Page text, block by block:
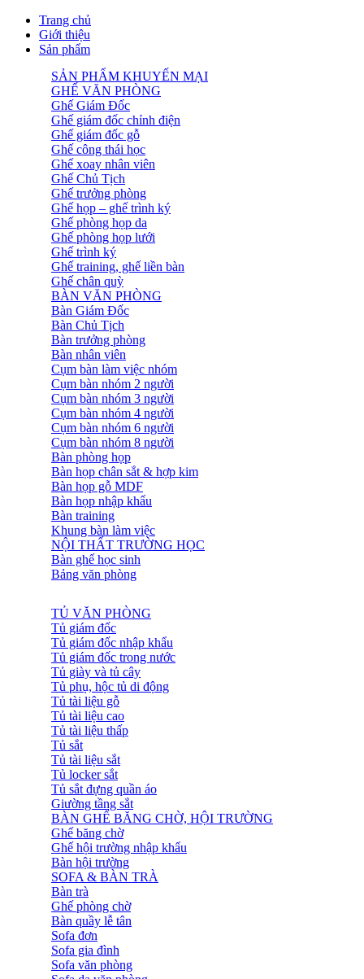
Trang chủ
Giới thiệu
Sản phẩm
SẢN PHẨM KHUYẾN MẠI
GHẾ VĂN PHÒNG
Ghế Giám Đốc
Ghế giám đốc chỉnh điện
Ghế giám đốc gỗ
Ghế công thái học
Ghế xoay nhân viên
Ghế Chủ Tịch
Ghế trưởng phòng
Ghế họp – ghế trình ký
Ghế phòng họp da
Ghế phòng họp lưới
Ghế trình ký
Ghế training, ghế liền bàn
Ghế chân quỳ
BÀN VĂN PHÒNG
Bàn Giám Đốc
Bàn Chủ Tịch
Bàn trưởng phòng
Bàn nhân viên
Cụm bàn làm việc nhóm
Cụm bàn nhóm 2 người
Cụm bàn nhóm 3 người
Cụm bàn nhóm 4 người
Cụm bàn nhóm 6 người
Cụm bàn nhóm 8 người
Bàn phòng họp
Bàn họp chân sắt & hợp kim
Bàn họp gỗ MDF
Bàn họp nhập khẩu
Bàn training
Khung bàn làm việc
NỘI THẤT TRƯỜNG HỌC
Bàn ghế học sinh
Bảng văn phòng
TỦ VĂN PHÒNG
Tủ giám đốc
Tủ giám đốc nhập khẩu
Tủ giám đốc trong nước
Tủ giày và tủ cây
Tủ phụ, hộc tủ di động
Tủ tài liệu gỗ
Tủ tài liệu cao
Tủ tài liệu thấp
Tủ sắt
Tủ tài liệu sắt
Tủ locker sắt
Tủ sắt đựng quần áo
Giường tầng sắt
BÀN GHẾ BĂNG CHỜ, HỘI TRƯỜNG
Ghế băng chờ
Ghế hội trường nhập khẩu
Bàn hội trường
SOFA & BÀN TRÀ
Bàn trà
Ghế phòng chờ
Bàn quầy lễ tân
Sofa đơn
Sofa gia đình
Sofa văn phòng